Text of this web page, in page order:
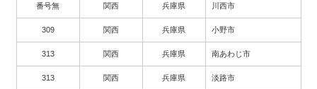
番号無 関西 兵庫県 川西市
309 関西 兵庫県 小野市
313 関西 兵庫県 南あわじ市
313 関西 兵庫県 淡路市